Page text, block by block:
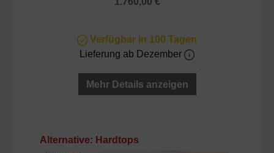
Verfügbar in 100 Tagen
Lieferung ab Dezember
Mehr Details anzeigen
Produktgalerie überspringen
Alternative: Hardtops